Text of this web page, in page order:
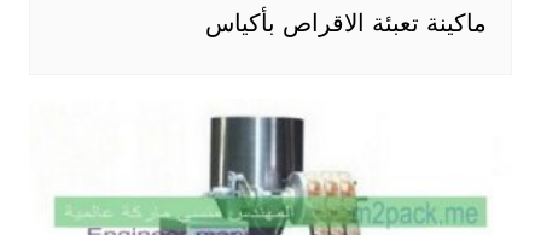
ماكينة تعبئة الاقراص بأكياس